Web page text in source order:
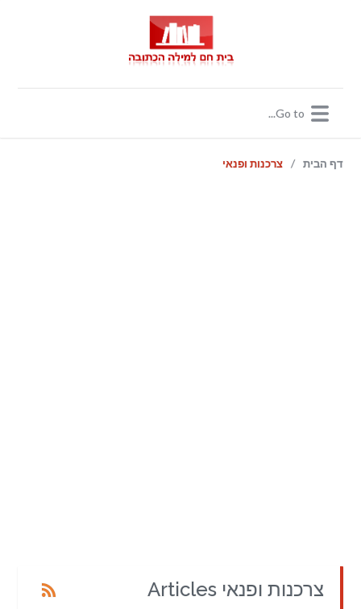
דף הבית / צרכנות ופנאי
צרכנות ופנאי Articles